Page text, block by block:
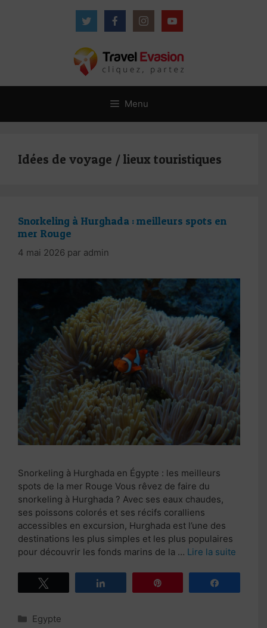
Menu
Idées de voyage / lieux touristiques
Snorkeling à Hurghada : meilleurs spots en
mer Rouge
4 mai 2026 par admin
Snorkeling à Hurghada en Égypte : les meilleurs
spots de la mer Rouge Vous rêvez de faire du
snorkeling à Hurghada ? Avec ses eaux chaudes,
ses poissons colorés et ses récifs coralliens
accessibles en excursion, Hurghada est l’une des
destinations les plus simples et les plus populaires
pour découvrir les fonds marins de la … Lire la suite
Catégories
Egypte